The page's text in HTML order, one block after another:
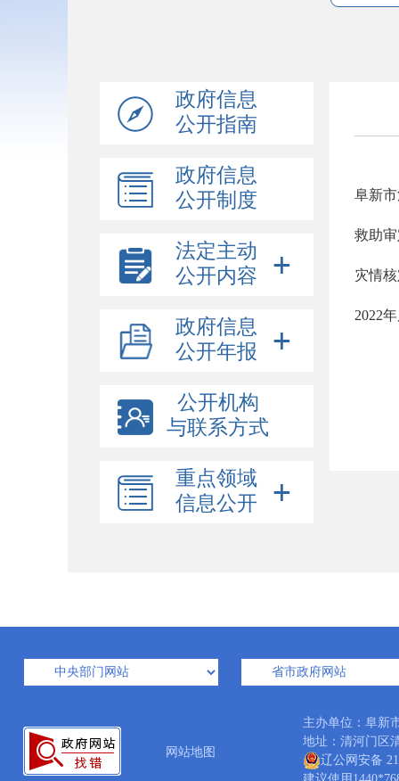
政府信息
公开指南
政府信息
公开制度
法定主动
公开内容
政府信息
公开年报
公开机构
与联系方式
重点领域
信息公开
阜新
救助
灾情
2022
网站地图
主办单位：阜
地址：清河门
辽公网安备